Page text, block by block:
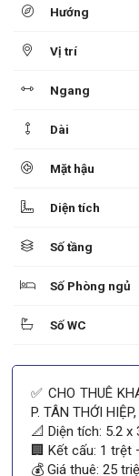
Hướng
Vị trí
Ngang
Dài
Mặt hậu
Diện tích
Số tầng
Số Phòng ngủ
Số WC
✅ CHO THUÊ
P. TÂN THỚI
📐 Diện tích: 5.2 x
🏢 Kết cấu: 1 trệt
💰 Giá thuê: 25